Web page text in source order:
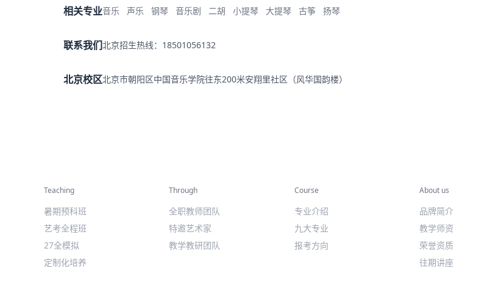
相关专业音乐 声乐 钢琴 音乐剧 二胡 小提琴 大提琴 古筝 扬琴
联系我们北京招生热线：18501056132
北京校区北京市朝阳区中国音乐学院往东200米安翔里社区（风华国韵楼）
Teaching
暑期预科班
艺考全程班
27全模拟
定制化培养
Through
全职教师团队
特邀艺术家
教学教研团队
Course
专业介绍
九大专业
报考方向
About us
品牌简介
教学师资
荣誉资质
往期讲座